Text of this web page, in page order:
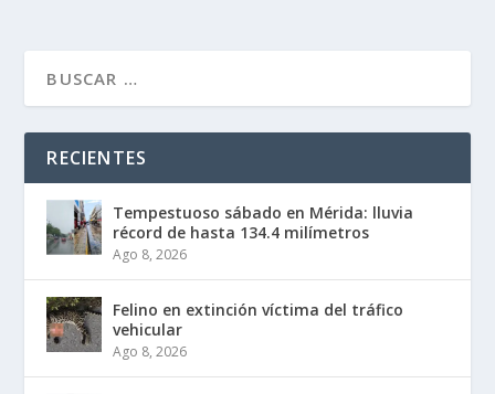
RECIENTES
Tempestuoso sábado en Mérida: lluvia
récord de hasta 134.4 milímetros
Ago 8, 2026
Felino en extinción víctima del tráfico
vehicular
Ago 8, 2026